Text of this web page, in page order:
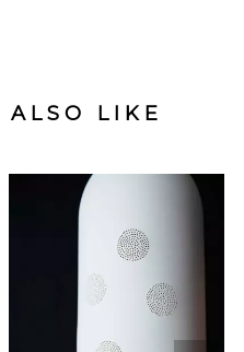
ALSO LIKE